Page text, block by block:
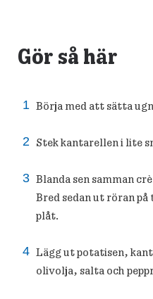
Gör så här
Börja med att sätta
Stek kantarellen i lite
Blanda sen samman
Bred sedan ut röran på
plåt.
Lägg ut potatisen,
olivolja, salta och